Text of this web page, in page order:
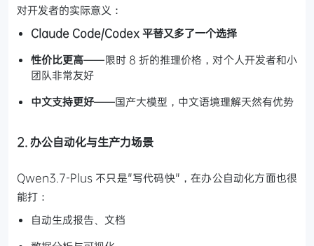
对开发者的实际意义：
Claude Code/Codex 平替又多了一个选择
性价比更高——限时 8 折的推理价格，对个人开发者和小
团队非常友好
中文支持更好——国产大模型，中文语境理解天然有优势
2. 办公自动化与生产力场景
Qwen3.7-Plus 不只是"写代码快"，在办公自动化方面也很
能打：
自动生成报告、文档